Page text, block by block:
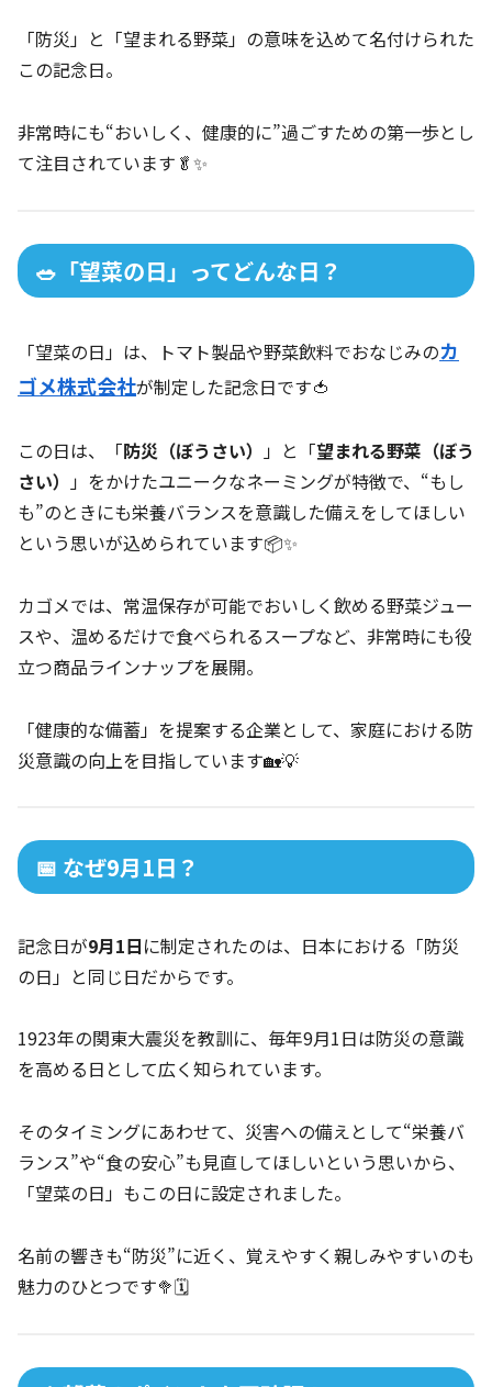
「防災」と「望まれる野菜」の意味を込めて名付けられた
この記念日。
非常時にも“おいしく、健康的に”過ごすための第一歩とし
て注目されています🥬✨
🥗「望菜の日」ってどんな日？
「望菜の日」は、トマト製品や野菜飲料でおなじみのカ
ゴメ株式会社が制定した記念日です🍅
この日は、「防災（ぼうさい） 」と「望まれる野菜（ぼう
さい） 」をかけたユニークなネーミングが特徴で、“もし
も”のときにも栄養バランスを意識した備えをしてほしい
という思いが込められています📦✨
カゴメでは、常温保存が可能でおいしく飲める野菜ジュー
スや、温めるだけで食べられるスープなど、非常時にも役
立つ商品ラインナップを展開。
「健康的な備蓄」を提案する企業として、家庭における防
災意識の向上を目指しています🏡💡
📅 なぜ9月1日？
記念日が9月1日に制定されたのは、日本における「防災
の日」と同じ日だからです。
1923年の関東大震災を教訓に、毎年9月1日は防災の意識
を高める日として広く知られています。
そのタイミングにあわせて、災害への備えとして“栄養バ
ランス”や“食の安心”も見直してほしいという思いから、
「望菜の日」もこの日に設定されました。
名前の響きも“防災”に近く、覚えやすく親しみやすいのも
魅力のひとつです🥦🗓️